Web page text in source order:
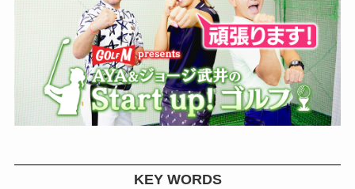
KEY WORDS